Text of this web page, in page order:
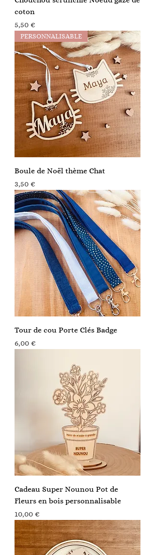
coton
Prix
5,50 €
PERSONNALISABLE
Boule de Noël thème Chat
Prix
3,50 €
Tour de cou Porte Clés Badge
Prix
6,00 €
Cadeau Super Nounou Pot de
Fleurs en bois personnalisable
Prix
10,00 €